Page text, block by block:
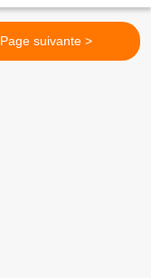
Page suivante >